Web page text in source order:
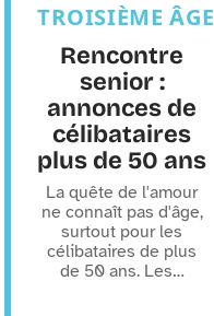
TROISIÈME ÂGE
Rencontre
senior :
annonces de
célibataires
plus de 50 ans
La quête de l'amour
ne connaît pas d'âge,
surtout pour les
célibataires de plus
de 50 ans. Les…